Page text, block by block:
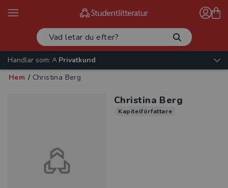
Handlar som:
Privatkund
Hem / Christina Berg
Christina Berg
Kapitelförfattare